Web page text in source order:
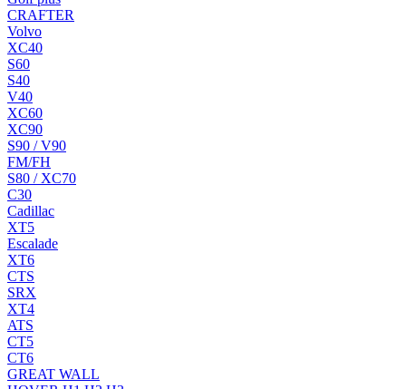
CRAFTER
Volvo
XC40
S60
S40
V40
XC60
XC90
S90 / V90
FM/FH
S80 / XC70
C30
Cadillac
XT5
Escalade
XT6
CTS
SRX
XT4
ATS
CT5
CT6
GREAT WALL